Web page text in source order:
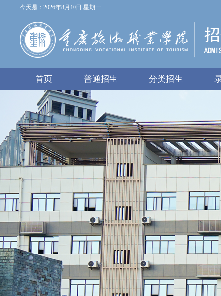
今天是：2026年8月10日 星期一
首页 普通招生 分类招生